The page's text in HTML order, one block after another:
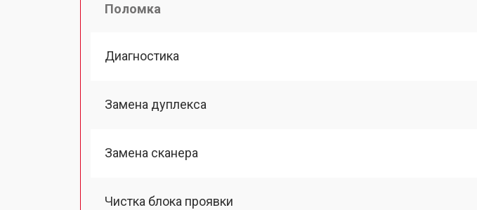
Поломка
Диагностика
Замена дуплекса
Замена сканера
Чистка блока проявки